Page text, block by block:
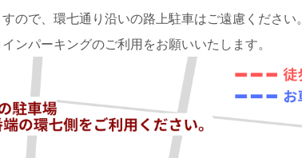
ので、環七通り沿いの路上駐車はご遠慮ください。
ンパーキングのご利用をお願いいたします。